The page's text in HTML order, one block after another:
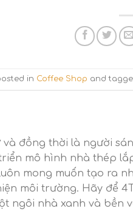
in Coffee Shop and
và đồng thời là người
mô hình nhà thép
mong muốn tạo ra
môi trường. Hãy để
ngôi nhà xanh và bền